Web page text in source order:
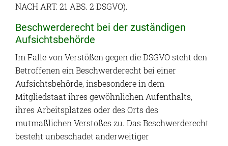
NACH ART. 21 ABS. 2 DSGVO).
Beschwerde­recht bei der zuständigen
Aufsichts­behörde
Im Falle von Verstößen gegen die DSGVO steht den
Betroffenen ein Beschwerderecht bei einer
Aufsichtsbehörde, insbesondere in dem
Mitgliedstaat ihres gewöhnlichen Aufenthalts,
ihres Arbeitsplatzes oder des Orts des
mutmaßlichen Verstoßes zu. Das Beschwerderecht
besteht unbeschadet anderweitiger